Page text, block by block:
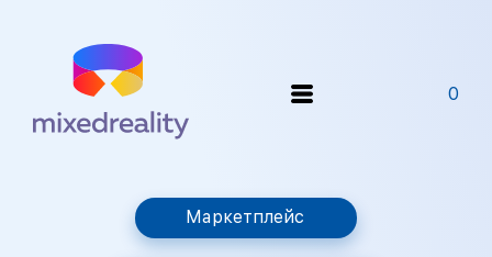
0
Маркетплейс